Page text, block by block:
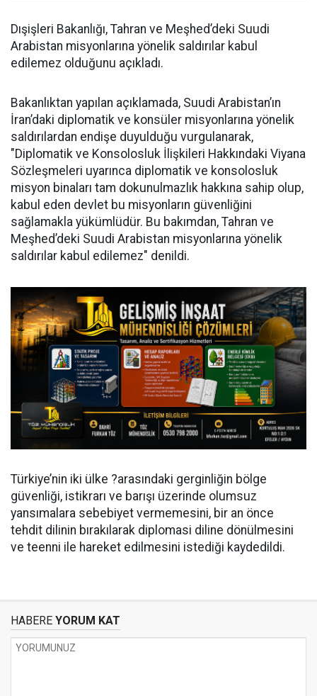
Dışişleri Bakanlığı, Tahran ve Meşhed’deki Suudi
Arabistan misyonlarına yönelik saldırılar kabul
edilemez olduğunu açıkladı.
Bakanlıktan yapılan açıklamada, Suudi Arabistan’ın
İran’daki diplomatik ve konsüler misyonlarına yönelik
saldırılardan endişe duyulduğu vurgulanarak,
"Diplomatik ve Konsolosluk İlişkileri Hakkındaki Viyana
Sözleşmeleri uyarınca diplomatik ve konsolosluk
misyon binaları tam dokunulmazlık hakkına sahip olup,
kabul eden devlet bu misyonların güvenliğini
sağlamakla yükümlüdür. Bu bakımdan, Tahran ve
Meşhed’deki Suudi Arabistan misyonlarına yönelik
saldırılar kabul edilemez" denildi.
Türkiye’nin iki ülke ?arasındaki gerginliğin bölge
güvenliği, istikrarı ve barışı üzerinde olumsuz
yansımalara sebebiyet vermemesini, bir an önce
tehdit dilinin bırakılarak diplomasi diline dönülmesini
ve teenni ile hareket edilmesini istediği kaydedildi.
HABERE YORUM KAT